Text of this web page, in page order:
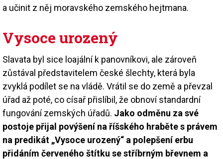
a učinit z něj moravského zemského hejtmana.
Vysoce urozený
Slavata byl sice loajální k panovníkovi, ale zároveň
zůstával představitelem české šlechty, která byla
zvyklá podílet se na vládě. Vrátil se do země a převzal
úřad až poté, co císař přislíbil, že obnoví standardní
fungování zemských úřadů. Jako odměnu za své
postoje přijal povýšení na říšského hraběte s právem
na predikát „Vysoce urozený“ a polepšení erbu
přidáním červeného štítku se stříbrným břevnem a